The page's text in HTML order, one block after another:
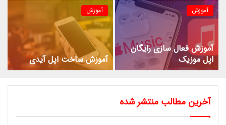
آموزش
آموزش فعال سازی رایگان
اپل موزیک
آموزش
آموزش ساخت اپل آیدی
آخرین مطالب منتشر شده